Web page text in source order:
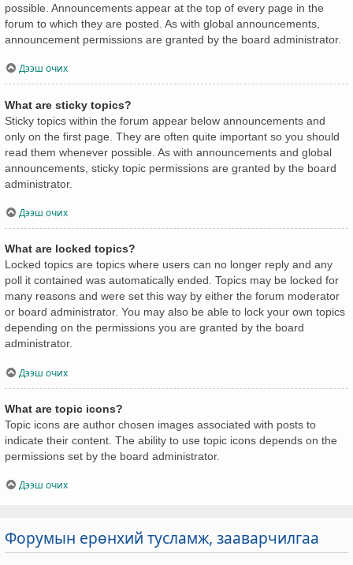
possible. Announcements appear at the top of every page in the
forum to which they are posted. As with global announcements,
announcement permissions are granted by the board administrator.
Дээш очих
What are sticky topics?
Sticky topics within the forum appear below announcements and
only on the first page. They are often quite important so you should
read them whenever possible. As with announcements and global
announcements, sticky topic permissions are granted by the board
administrator.
Дээш очих
What are locked topics?
Locked topics are topics where users can no longer reply and any
poll it contained was automatically ended. Topics may be locked for
many reasons and were set this way by either the forum moderator
or board administrator. You may also be able to lock your own topics
depending on the permissions you are granted by the board
administrator.
Дээш очих
What are topic icons?
Topic icons are author chosen images associated with posts to
indicate their content. The ability to use topic icons depends on the
permissions set by the board administrator.
Дээш очих
Форумын ерөнхий тусламж, зааварчилгаа